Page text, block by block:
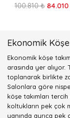
100.810 ₺
Ekonomik Köşe
Ekonomik köşe
arasında yer
toplanarak birlikte
Salonlara göre
köşe takımları
koltukların pek çok
yanında ayrıca